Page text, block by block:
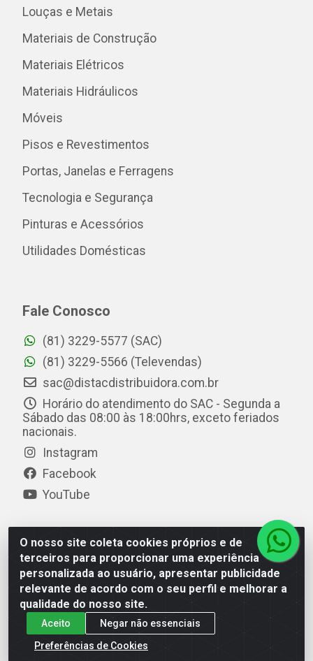
O nosso site coleta cookies próprios e de
terceiros para proporcionar uma experiência
personalizada ao usuário, apresentar publicidade
relevante de acordo com o seu perfil e melhorar a
qualidade do nosso site.
Aceito
Negar não essenciais
Preferências de Cookies
Louças e Metais
Materiais de Construção
Materiais Elétricos
Materiais Hidráulicos
Móveis
Pisos e Revestimentos
Portas, Janelas e Ferragens
Tecnologia e Segurança
Pinturas e Acessórios
Utilidades Domésticas
Fale Conosco
(81) 3229-5577 (SAC)
(81) 3229-5566 (Televendas)
sac@distacdistribuidora.com.br
Horário do atendimento do SAC - Segunda a
Sábado das 08:00 às 18:00hrs, exceto feriados
nacionais.
Instagram
Facebook
YouTube
Distac Distribuidora - Av. Durval de Góes Monteiro, 7049
- Jardim Petrópolis - Maceió/AL - CEP 57061-000 - CNPJ
08.072.649/0001-20